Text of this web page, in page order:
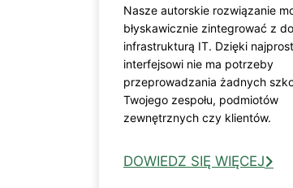
Nasze autorskie rozwiązanie
błyskawicznie zintegrować z
infrastrukturą IT. Dzięki
interfejsowi nie ma potrzeby
przeprowadzania żadnych
Twojego zespołu, podmiotów
zewnętrznych czy klientów.
DOWIEDZ SIĘ WIĘCEJ